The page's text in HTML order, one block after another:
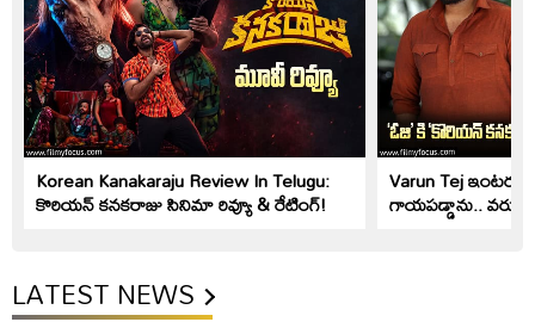
Korean Kanakaraju Review In Telugu:
కొరియ‌న్ క‌న‌క‌రాజు సినిమా రివ్యూ & రేటింగ్!
Varun Tej
గాయపడ్డాను.. వరుణ్
LATEST NEWS